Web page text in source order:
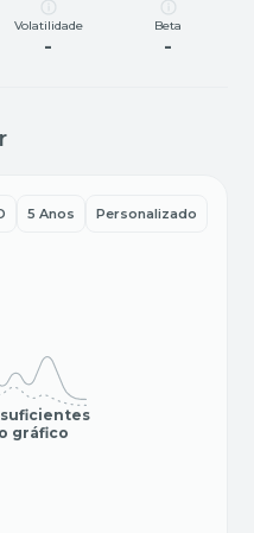
Volatilidade
-
Beta
-
5 Anos Personalizado
suficientes
gráfico